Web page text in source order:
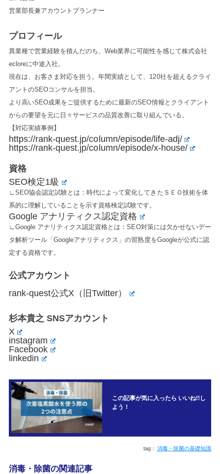
営業部長兼アカウントプランナー
プロフィール
異業種で営業経験を積んだのち、Web業界に可能性を感じて株式会社
ecloreに中途入社。
現在は、お客さま対応を担う。年間実績として、120社を超えるクライ
アントのSEOコンサルを担当。
より高いSEO成果をご提供するために最新のSEO情報とクライアント
からの要望を元に日々サービスの品質改善に取り組んでいる。
【対応実績事例】
https://rank-quest.jp/column/episode/life-adj/
https://rank-quest.jp/column/episode/x-house/
資格
SEO検定1級
∟SEO協会認定試験とは：時代によって変化してきたＳＥＯ技術を体
系的に理解していることを示す資格検定試験です。
Google アナリティクス認定資格
∟Google アナリティクス認定資格とは：SEO対策には欠かせないデー
タ解析ツール「Googleアナリティクス」の習熟度をGoogleが公式に認
定する資格です。
公式アカウント
rank-quest公式X（旧Twitter）
杉本貴之 SNSアカウント
X
instagram
Facebook
linkedin
この記事が気に入ったら いいね!!し
よう！
消毒・除菌の基礎知識
消毒・除菌の関連記事